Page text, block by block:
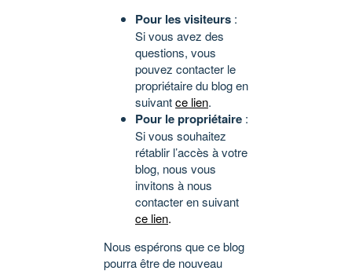
Pour les visiteurs :
Si vous avez des
questions, vous
pouvez contacter le
propriétaire du blog en
suivantce lien.
Pour le propriétaire :
Si vous souhaitez
rétablir l’accès à votre
blog, nous vous
invitons à nous
contacter en suivant
ce lien.
Nous espérons que ce blog
pourra être de nouveau